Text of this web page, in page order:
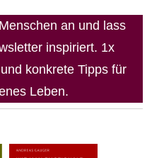
an und lass
inspiriert. 1x
konkrete Tipps für
Leben.